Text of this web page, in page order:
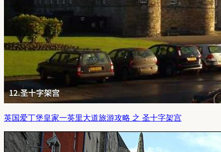
英国爱丁堡皇家一英里大道旅游攻略 之 圣十字架宫